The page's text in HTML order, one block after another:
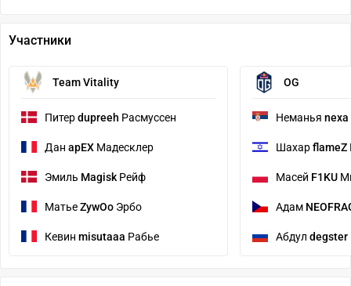
Участники
Team Vitality
Питерdupreeh Расмуссен
Дан apEX Мадесклер
Эмиль Magisk Рейф
МатьеZywOo Эрбо
Кевин misutaaa Рабье
OG
Неманья nexa
ШахарflameZ
Масей F1KU
Адам
Абдул degster